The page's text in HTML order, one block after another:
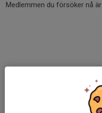
Medlemmen du försöker nå